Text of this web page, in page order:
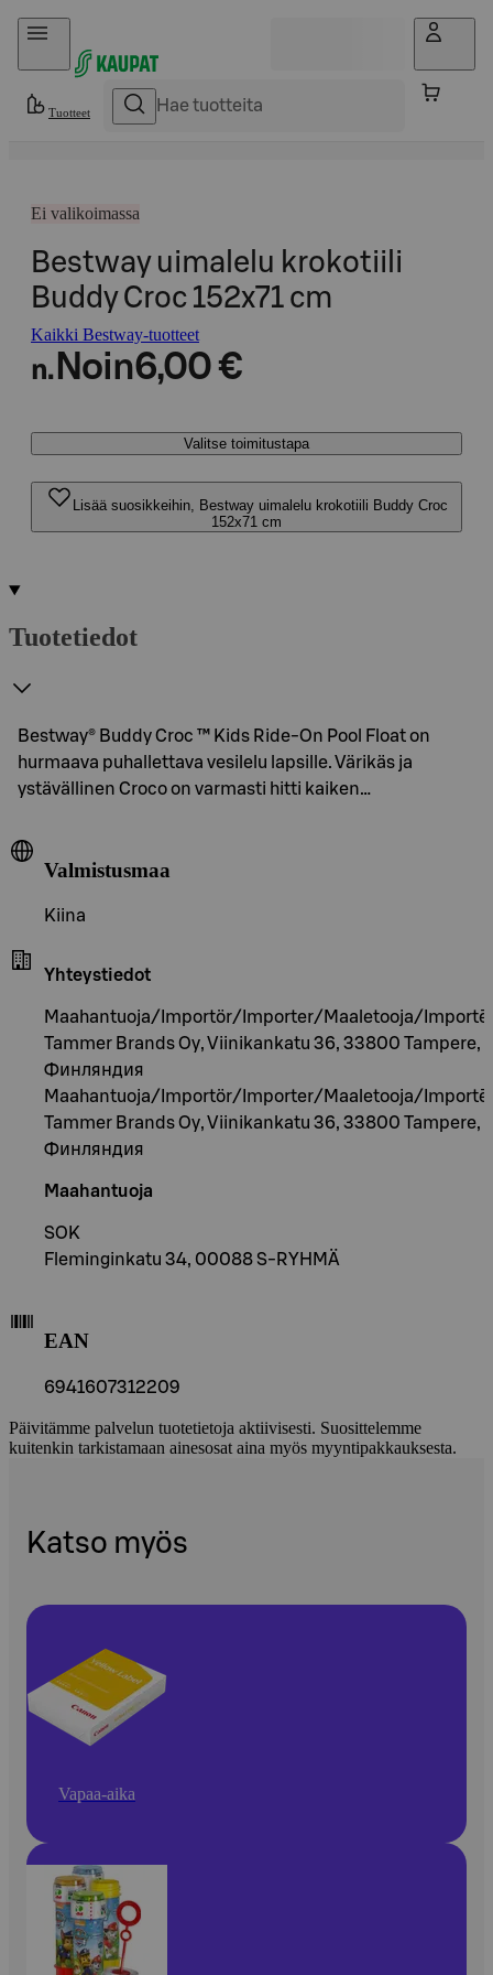
Hyppää sisältöön
Tuotteet
Ei valikoimassa
Bestway uimalelu krokotiili
Buddy Croc 152x71 cm
Kaikki Bestway-tuotteet
n. Noin6,00 €
Valitse toimitustapa
Lisää suosikkeihin, Bestway uimalelu krokotiili Buddy Croc
152x71 cm
Tuotetiedot
Bestway® Buddy Croc ™ Kids Ride-On Pool Float on
hurmaava puhallettava vesilelu lapsille. Värikäs ja
ystävällinen Croco on varmasti hitti kaiken…
Valmistusmaa
Kiina
Yhteystiedot
Maahantuoja/Importör/Importer/Maaletooja/
Tammer Brands Oy, Viinikankatu 36, 33800 Tampere,
Финляндия
Maahantuoja/Importör/Importer/Maaletooja/
Tammer Brands Oy, Viinikankatu 36, 33800 Tampere,
Финляндия
Maahantuoja
SOK
Fleminginkatu 34, 00088 S-RYHMÄ
EAN
6941607312209
Päivitämme palvelun tuotetietoja aktiivisesti. Suosittelemme
kuitenkin tarkistamaan ainesosat aina myös myyntipakkauksesta.
Katso myös
Vapaa-aika